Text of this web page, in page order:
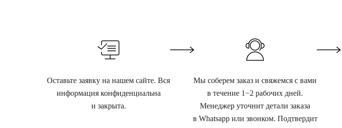
Оставьте заявку на нашем сайте. Вся
информация конфиденциальна
и закрыта.
Мы соберем заказ и свяжемся с вами
в течение 1−2 рабочих дней.
Менеджер уточнит детали заказа
в Whatsapp или звонком. Подтвердит